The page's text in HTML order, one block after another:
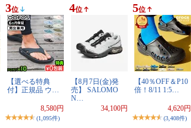
3位
【選べる特典
付】正規品 ウ…
8,580円
(1,095件)
4位
【8月7日(金)発
売】 SALOMO
N…
34,100円
5位
【40％OFF＆P10
倍！8/11 1:5…
4,620円
(3,408件)